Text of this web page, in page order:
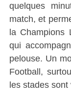
quelques
match, et
la Champions
qui
pelouse. Un
Football,
les stades